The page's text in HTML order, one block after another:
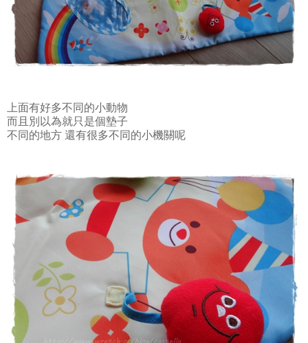
上面有好多不同的小動物
而且別以為就只是個墊子
不同的地方 還有很多不同的小機關呢